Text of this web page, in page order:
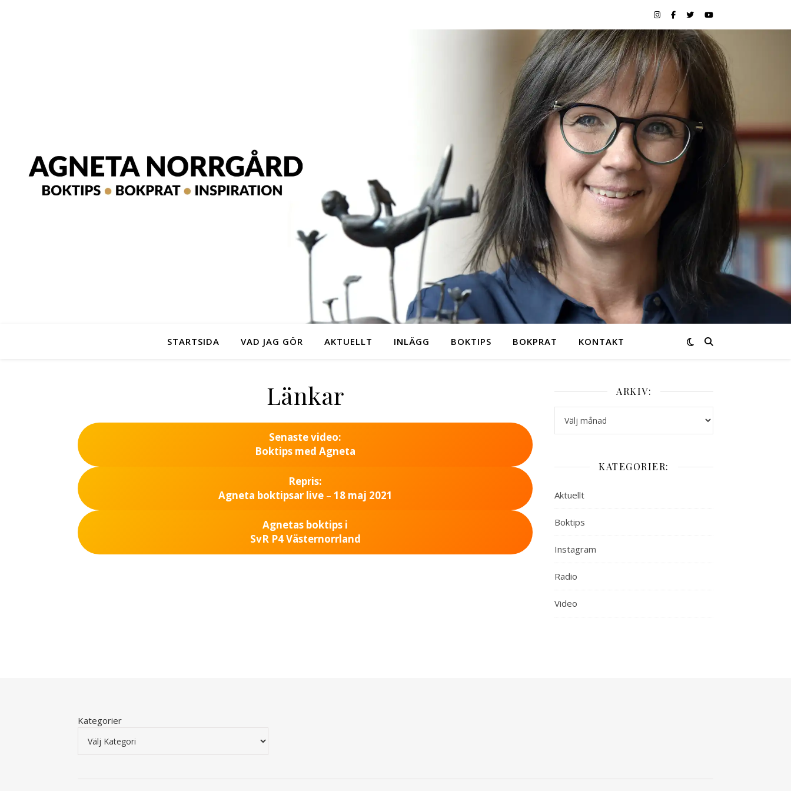
STARTSIDA VAD JAG GÖR AKTUELLT INLÄGG BOKTIPS BOKPRAT KONTAKT
Länkar
Senaste video:
Boktips med Agneta
Repris:
Agneta boktipsar live– 18 maj 2021
Agnetas boktips i
SvR P4 Västernorrland
ARKIV:
KATEGORIER:
Aktuellt
Boktips
Instagram
Radio
Video
Kategorier